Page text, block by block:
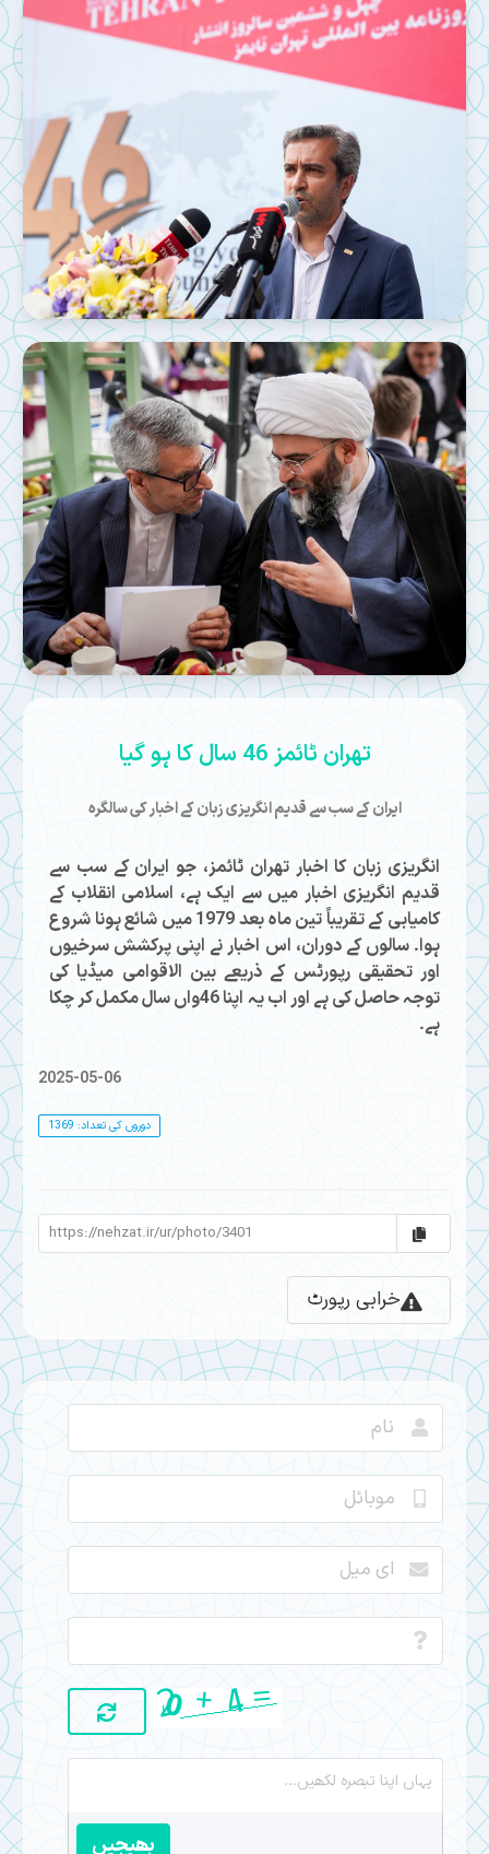
تهران ٹائمز 46 سال کا ہو گیا
ایران کے سب سے قدیم انگریزی زبان کے اخبار کی سالگرہ
انگریزی زبان کا اخبار تهران ٹائمز، جو ایران کے سب سے
قدیم انگریزی اخبار میں سے ایک ہے، اسلامی انقلاب کے
کامیابی کے تقریباً تین ماہ بعد 1979 میں شائع ہونا شروع
ہوا۔ سالوں کے دوران، اس اخبار نے اپنی پرکشش سرخیوں
اور تحقیقی رپورٹس کے ذریعے بین الاقوامی میڈیا کی
توجہ حاصل کی ہے اور اب یہ اپنا 46واں سال مکمل کر چکا
ہے۔
2025-05-06
دوروں کی تعداد: 1369
خرابی رپورٹ
بھیجیں